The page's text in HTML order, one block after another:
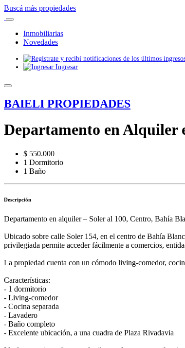
Buscá más propiedades
Inmobiliarias
Novedades
Ingresar
BAIELI PROPIEDADES
Departamento en Alquiler
$ 550.000
1 Dormitorio
1 Baño
Descripción
Departamento en alquiler – Soler al 100, Centro, Bahía
Ubicado sobre calle Soler 154, en el centro de Bahía
privilegiada permite acceder fácilmente a comercios,
La propiedad cuenta con un cómodo living-comedor,
Características:
- 1 dormitorio
- Living-comedor
- Cocina separada
- Lavadero
- Baño completo
- Excelente ubicación, a una cuadra de Plaza Rivadavia